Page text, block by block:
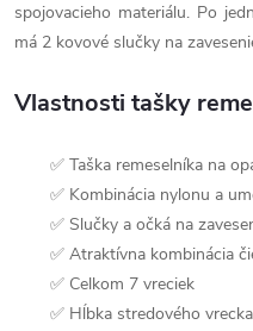
spojovacieho materiálu. Po
má 2 kovové slučky na
Vlastnosti tašky
✅ Taška remeselníka na
✅ Kombinácia nylonu a
✅ Slučky a očká na
✅ Atraktívna kombinácia
✅ Celkom 7 vreciek
✅ Hĺbka stredového